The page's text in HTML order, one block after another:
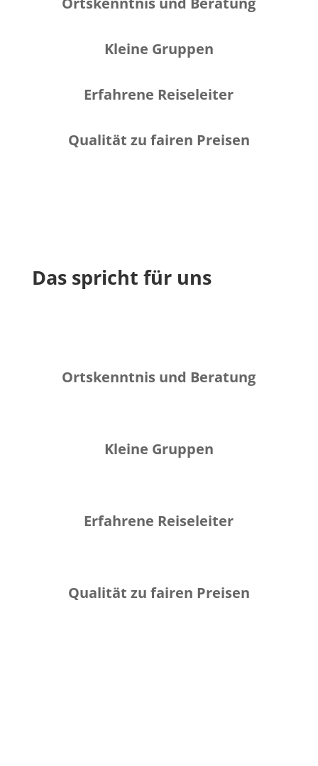
Kleine Gruppen
Erfahrene Reiseleiter
Qualität zu fairen Preisen
Das spricht für uns
Ortskenntnis und Beratung
Kleine Gruppen
Erfahrene Reiseleiter
Qualität zu fairen Preisen